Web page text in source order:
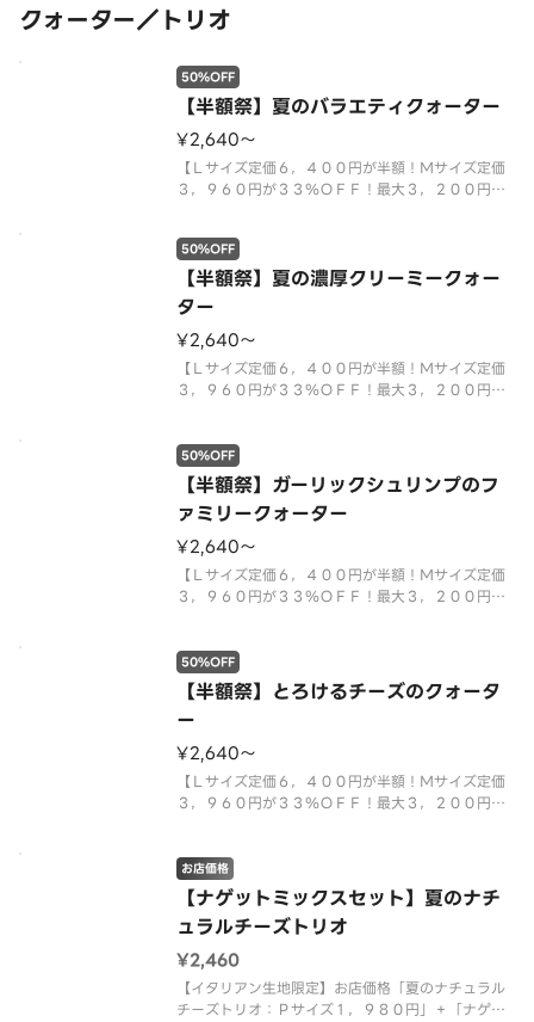
クォーター／トリオ
【半額祭】夏のバラエティクォーター
50%OFF
¥2,640〜
【Ｌサイズ定価６，４００円が半額！Ｍサイズ定価
３，９６０円が３３％ＯＦＦ！最大３，２００円お
クビーフ＆フレッシュレタス」に、満足感たっぷり
の「芳醇チェダーチーズ＆ベーコンポテト」、ピザ
ーラ定番の美味しさが楽しめる「
【半額祭】夏の濃厚クリーミークォー
ター
50%OFF
¥2,640〜
【Ｌサイズ定価６，４００円が半額！Ｍサイズ定価
３，９６０円が３３％ＯＦＦ！最大３，２００円お
定番「もち明太子ピザ」、子どもから大人まで楽し
める「たっぷりクリーミーコーン
【半額祭】ガーリックシュリンプのフ
ァミリークォーター
50%OFF
¥2,640〜
【Ｌサイズ定価６，４００円が半額！Ｍサイズ定価
３，９６０円が３３％ＯＦＦ！最大３，２００円お
人気Ｎｏ．１「テリヤキチキン」、「ミート＆マヨ
ポテト」、「濃厚ミートソース＆
【半額祭】とろけるチーズのクォータ
ー
50%OFF
¥2,640〜
【Ｌサイズ定価６，４００円が半額！Ｍサイズ定価
３，９６０円が３３％ＯＦＦ！最大３，２００円お
りベーコン」、「マルゲリータ」のピザが１度に楽
しめる大人も子供も大満足なクォ
【ナゲットミックスセット】夏のナチ
ュラルチーズトリオ
お店価格
¥2,460
【イタリアン生地限定】お店価格「夏のナチュラル
チーズトリオ：Ｐサイズ１，９８０円」＋「ナゲッ